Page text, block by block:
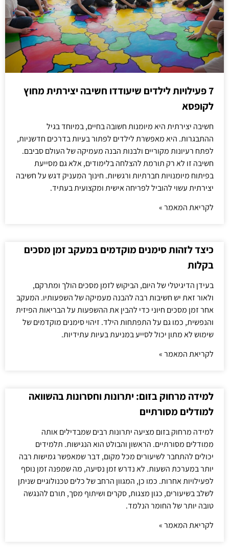
7 פעילויות לילדים שיעודדו חשיבה יצירתית מחוץ
לקופסא
חשיבה יצירתית היא מיומנות חשובה בחיים, במיוחד בגיל
ההתבגרות. היא מאפשרת לילדים לפתור בעיות בדרכים חדשניות,
לפתח רעיונות מקוריים ולבנות הבנה מעמיקה של העולם סביבם.
חשיבה זו לא רק תורמת להצלחה בלימודים, אלא גם מסייעת
בפיתוח מיומנויות חברתיות ורגשיות. חינוך המעניק דגש על חשיבה
יצירתית עשוי להוביל לפריחה אישית ומקצועית בעתיד.
לקריאת המאמר »
כיצד לזהות סימנים מוקדמים במעקב זמן מסכים
בקלות
בעידן הדיגיטלי של היום, הביקוש לזמן מסכים הולך ומתרקם,
ולאור זאת יש חשיבות רבה להבנה מעמיקה של השפעותיו. המעקב
אחר זמן מסכים חיוני כדי להבין את ההשפעות על הבריאות הפיזית
והנפשית, כמו גם על התפתחות הילד. זיהוי סימנים מוקדמים של
שימוש לא מתון יכול לסייע במניעת בעיות עתידיות.
לקריאת המאמר »
למידה מרחוק בזום: יתרונות וחסרונות בהשוואה
למודלים מסורתיים
למידה מרחוק בזום מציעה יתרונות רבים שמבדילים אותה
ממודלים מסורתיים. הראשון והבולט הוא הנגישות. תלמידים
יכולים להתחבר לשיעורים מכל מקום, דבר שמאפשר גמישות רבה
יותר במערכת השעות. לא נדרש זמן נסיעה, מה שמפנה זמן נוסף
לפעילויות אחרות. כמו כן, המגוון הרחב של כלים טכנולוגיים שניתן
לשלב בשיעורים, כגון מצגות, סקרים ושיתוף מסך, תורם להנגשה
טובה יותר של החומר הנלמד.
לקריאת המאמר »